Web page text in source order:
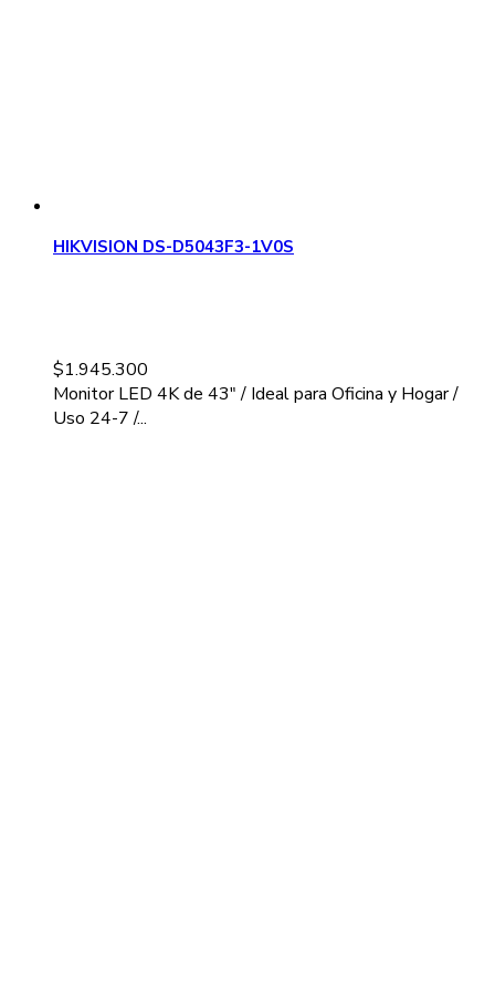
HIKVISION DS-D5043F3-1V0S
$1.945.300
Monitor LED 4K de 43" / Ideal para Oficina y Hogar /
Uso 24-7 /...